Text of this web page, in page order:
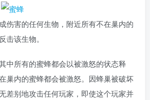
伤害的任何生物，附近所有不在巢内的
击该生物。
中所有的蜜蜂都会以被激怒的状态释
巢内的蜜蜂都会被激怒。因蜂巢被破坏
差别地攻击任何玩家，即使这个玩家并